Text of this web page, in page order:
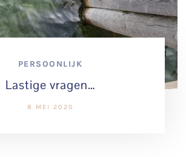
PERSOONLIJK
Lastige vragen…
8 MEI 2020